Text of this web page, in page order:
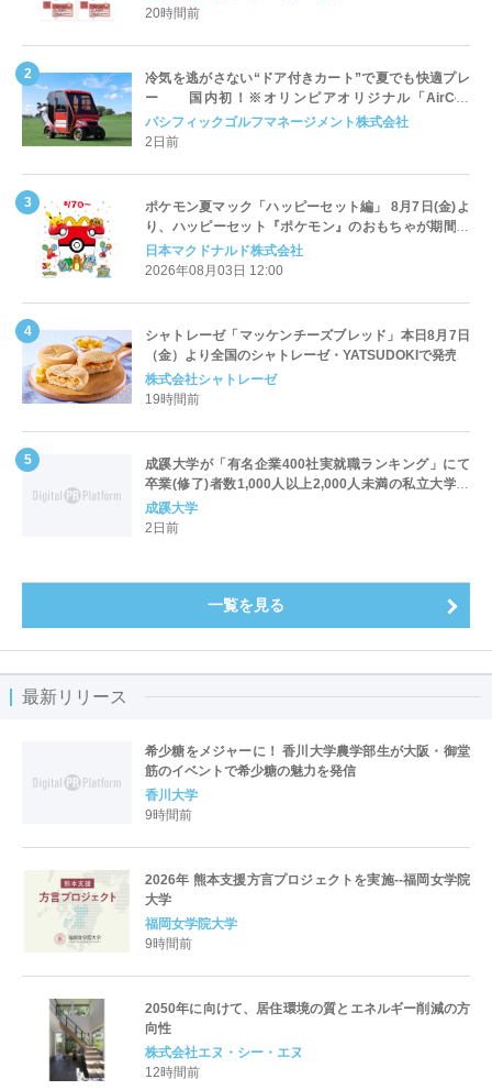
20時間前
冷気を逃がさない“ドア付きカート”で夏でも快適プレ
ー 国内初！※オリンピアオリジナル「AirCon
Cart（エアコンカート）」導入 | ＰＧＭ
パシフィックゴルフマネージメント株式会社
2日前
ポケモン夏マック「ハッピーセット編」 8月7日(金)よ
り、ハッピーセット『ポケモン』のおもちゃが期間限
定登場
日本マクドナルド株式会社
2026年08月03日 12:00
シャトレーゼ「マッケンチーズブレッド」本日8月7日
（金）より全国のシャトレーゼ・YATSUDOKIで発売
株式会社シャトレーゼ
19時間前
成蹊大学が「有名企業400社実就職ランキング」にて
卒業(修了)者数1,000人以上2,000人未満の私立大学で
全国第1位を獲得！～実就職率は26.5%（前年比＋
4.3pt）に伸長、東京の私立大学でも10位にランクイン
成蹊大学
2日前
一覧を見る
最新リリース
希少糖をメジャーに！ 香川大学農学部生が大阪・御堂
筋のイベントで希少糖の魅力を発信
香川大学
9時間前
2026年 熊本支援方言プロジェクトを実施--福岡女学院
大学
福岡女学院大学
9時間前
2050年に向けて、居住環境の質とエネルギー削減の方
向性
株式会社エヌ・シー・エヌ
12時間前